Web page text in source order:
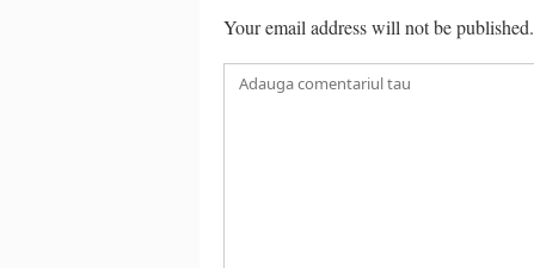
Your email address will not be published.